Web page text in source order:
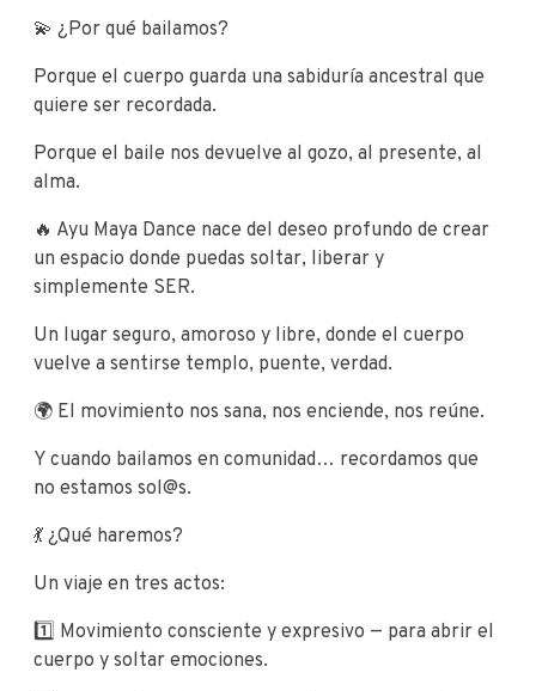
💫 ¿Por qué bailamos?
Porque el cuerpo guarda una sabiduría ancestral que
quiere ser recordada.
Porque el baile nos devuelve al gozo, al presente, al
alma.
🔥 Ayu Maya Dance nace del deseo profundo de crear
un espacio donde puedas soltar, liberar y
simplemente SER.
Un lugar seguro, amoroso y libre, donde el cuerpo
vuelve a sentirse templo, puente, verdad.
🌍 El movimiento nos sana, nos enciende, nos reúne.
Y cuando bailamos en comunidad… recordamos que
no estamos sol@s.
💃 ¿Qué haremos?
Un viaje en tres actos:
1️⃣ Movimiento consciente y expresivo — para abrir el
cuerpo y soltar emociones.